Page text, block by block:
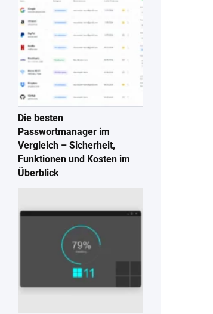
Die besten
Passwortmanager im
Vergleich – Sicherheit,
Funktionen und Kosten im
Überblick